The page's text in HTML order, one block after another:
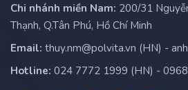
Chi nhánh miền Nam: 200/31
Thạnh, Q.Tân Phú, Hồ Chí Minh
Email: thuy.nm@polvita.vn (HN) -
Hotline: 024 7772 1999 (HN) -